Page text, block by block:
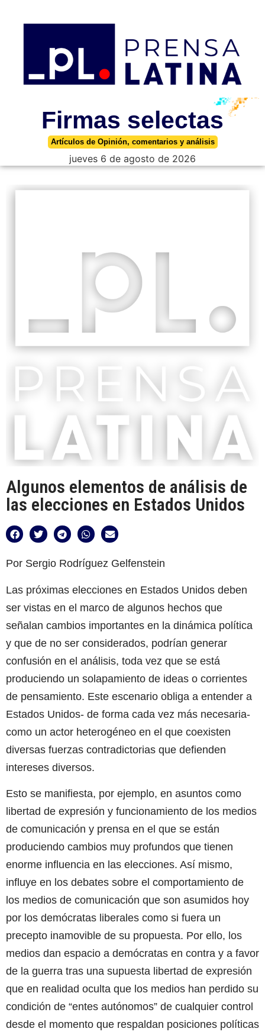
Firmas selectas
Artículos de Opinión, comentarios y análisis
jueves 6 de agosto de 2026
Algunos elementos de análisis de
las elecciones en Estados Unidos
Por Sergio Rodríguez Gelfenstein
Las próximas elecciones en Estados Unidos deben
ser vistas en el marco de algunos hechos que
señalan cambios importantes en la dinámica política
y que de no ser considerados, podrían generar
confusión en el análisis, toda vez que se está
produciendo un solapamiento de ideas o corrientes
de pensamiento. Este escenario obliga a entender a
Estados Unidos- de forma cada vez más necesaria-
como un actor heterogéneo en el que coexisten
diversas fuerzas contradictorias que defienden
intereses diversos.
Esto se manifiesta, por ejemplo, en asuntos como
libertad de expresión y funcionamiento de los medios
de comunicación y prensa en el que se están
produciendo cambios muy profundos que tienen
enorme influencia en las elecciones. Así mismo,
influye en los debates sobre el comportamiento de
los medios de comunicación que son asumidos hoy
por los demócratas liberales como si fuera un
precepto inamovible de su propuesta. Por ello, los
medios dan espacio a demócratas en contra y a favor
de la guerra tras una supuesta libertad de expresión
que en realidad oculta que los medios han perdido su
condición de “entes autónomos” de cualquier control
desde el momento que respaldan posiciones políticas